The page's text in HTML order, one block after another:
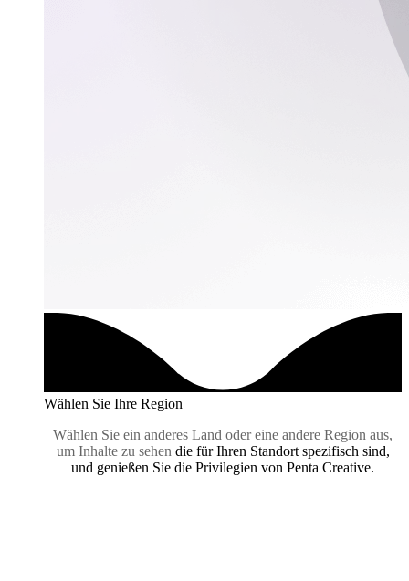
Wählen Sie Ihre Region
Wählen Sie ein anderes Land oder eine andere Region aus,
um Inhalte zu sehen die für Ihren Standort spezifisch sind,
und genießen Sie die Privilegien von Penta Creative.